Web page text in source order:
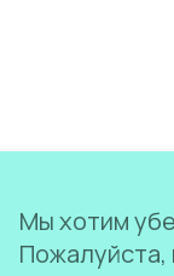
Мы хотим
Пожалуйста,